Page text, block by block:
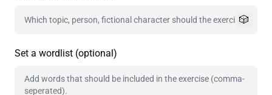
🎲
Set a wordlist (optional)